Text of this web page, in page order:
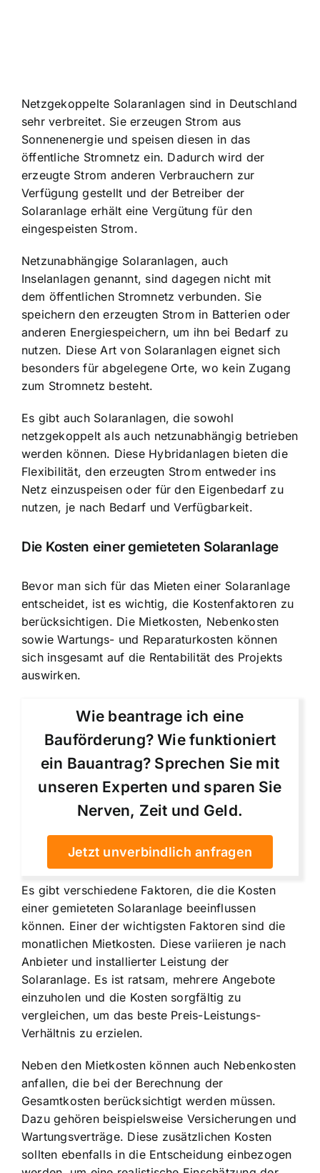
Netzgekoppelte Solaranlagen sind in Deutschland
sehr verbreitet. Sie erzeugen Strom aus
Sonnenenergie und speisen diesen in das
öffentliche Stromnetz ein. Dadurch wird der
erzeugte Strom anderen Verbrauchern zur
Verfügung gestellt und der Betreiber der
Solaranlage erhält eine Vergütung für den
eingespeisten Strom.
Netzunabhängige Solaranlagen, auch
Inselanlagen genannt, sind dagegen nicht mit
dem öffentlichen Stromnetz verbunden. Sie
speichern den erzeugten Strom in Batterien oder
anderen Energiespeichern, um ihn bei Bedarf zu
nutzen. Diese Art von Solaranlagen eignet sich
besonders für abgelegene Orte, wo kein Zugang
zum Stromnetz besteht.
Es gibt auch Solaranlagen, die sowohl
netzgekoppelt als auch netzunabhängig betrieben
werden können. Diese Hybridanlagen bieten die
Flexibilität, den erzeugten Strom entweder ins
Netz einzuspeisen oder für den Eigenbedarf zu
nutzen, je nach Bedarf und Verfügbarkeit.
Die Kosten einer gemieteten Solaranlage
Bevor man sich für das Mieten einer Solaranlage
entscheidet, ist es wichtig, die Kostenfaktoren zu
berücksichtigen. Die Mietkosten, Nebenkosten
sowie Wartungs- und Reparaturkosten können
sich insgesamt auf die Rentabilität des Projekts
auswirken.
Wie beantrage ich eine
Bauförderung? Wie funktioniert
ein Bauantrag? Sprechen Sie mit
unseren Experten und sparen Sie
Nerven, Zeit und Geld.
Jetzt unverbindlich anfragen
Es gibt verschiedene Faktoren, die die Kosten
einer gemieteten Solaranlage beeinflussen
können. Einer der wichtigsten Faktoren sind die
monatlichen Mietkosten. Diese variieren je nach
Anbieter und installierter Leistung der
Solaranlage. Es ist ratsam, mehrere Angebote
einzuholen und die Kosten sorgfältig zu
vergleichen, um das beste Preis-Leistungs-
Verhältnis zu erzielen.
Neben den Mietkosten können auch Nebenkosten
anfallen, die bei der Berechnung der
Gesamtkosten berücksichtigt werden müssen.
Dazu gehören beispielsweise Versicherungen und
Wartungsverträge. Diese zusätzlichen Kosten
sollten ebenfalls in die Entscheidung einbezogen